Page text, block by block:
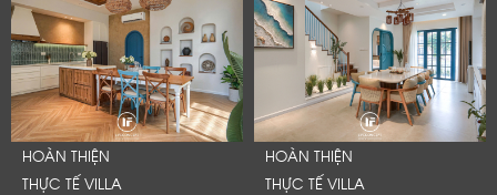
HOÀN THIỆN
THỰC TẾ VILLA
HOÀN THIỆN
THỰC TẾ VILLA